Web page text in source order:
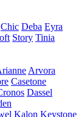
Chic Deba Eyra
Story Tinia
Arvora
Casetone
Dassel
Kalon Keystone